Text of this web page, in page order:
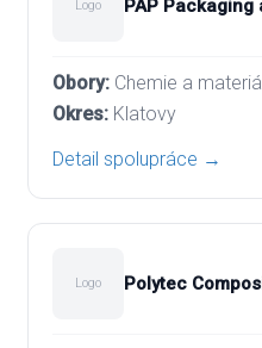
Logo PAP Packaging
Chemie a
Klatovy
Detail spolupráce →
Logo Polytec